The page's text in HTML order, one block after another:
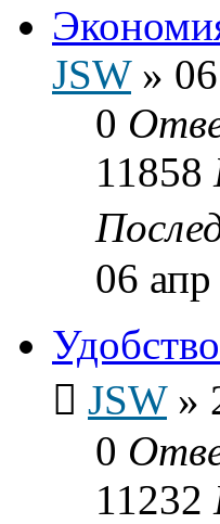
JSW»
0
11858
06
JSW»
0
11232